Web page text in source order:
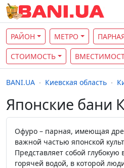
РАЙОН МЕТРО
СТОИМОСТЬ
BANI.UA Киевская область
Японские бани
Офуро – парная, имеющая
важной частью японской
Представляет собой
горячей водой, в которой